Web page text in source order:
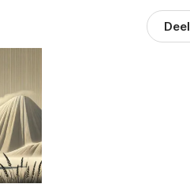
Deel